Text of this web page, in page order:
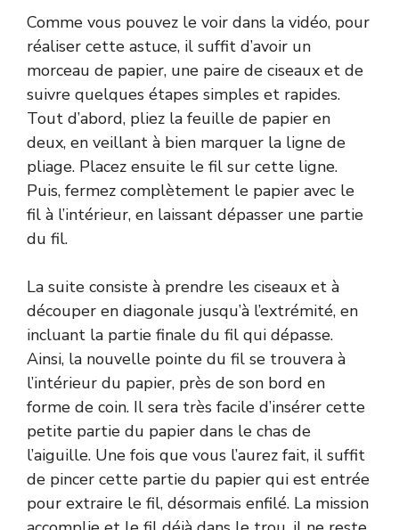
Comme vous pouvez le voir dans la vidéo, pour
réaliser cette astuce, il suffit d’avoir un
morceau de papier, une paire de ciseaux et de
suivre quelques étapes simples et rapides.
Tout d’abord, pliez la feuille de papier en
deux, en veillant à bien marquer la ligne de
pliage. Placez ensuite le fil sur cette ligne.
Puis, fermez complètement le papier avec le
fil à l’intérieur, en laissant dépasser une partie
du fil.
La suite consiste à prendre les ciseaux et à
découper en diagonale jusqu’à l’extrémité, en
incluant la partie finale du fil qui dépasse.
Ainsi, la nouvelle pointe du fil se trouvera à
l’intérieur du papier, près de son bord en
forme de coin. Il sera très facile d’insérer cette
petite partie du papier dans le chas de
l’aiguille. Une fois que vous l’aurez fait, il suffit
de pincer cette partie du papier qui est entrée
pour extraire le fil, désormais enfilé. La mission